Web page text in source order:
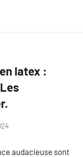
latex :
audacieuse sont